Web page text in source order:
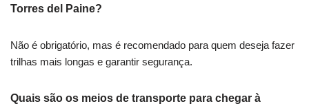
Torres del Paine?
Não é obrigatório, mas é recomendado para quem deseja fazer
trilhas mais longas e garantir segurança.
Quais são os meios de transporte para chegar à